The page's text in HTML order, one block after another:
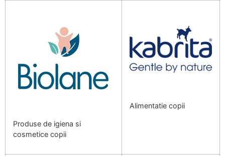
Produse de igiena si
cosmetice copii
Alimentatie copii